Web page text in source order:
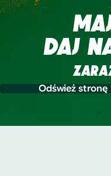
DAJ
Odśwież stronę